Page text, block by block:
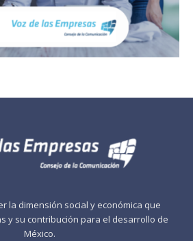
la dimensión social y económica que
y su contribución para el desarrollo de
México.